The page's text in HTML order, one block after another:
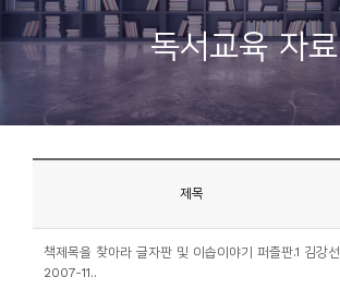
독서교육 자료
제목
책제목을 찾아라 글자판 및 이솝이야기 퍼즐판.1 김강선
2007-11..
소
개
지
사